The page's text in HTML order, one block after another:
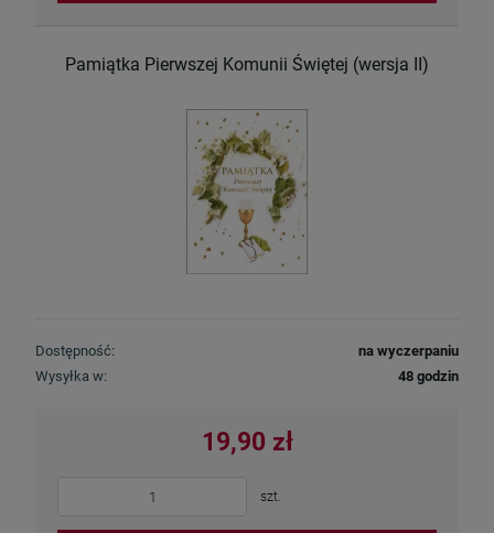
Pamiątka Pierwszej Komunii Świętej (wersja II)
Dostępność:
na wyczerpaniu
Wysyłka w:
48 godzin
19,90 zł
szt.